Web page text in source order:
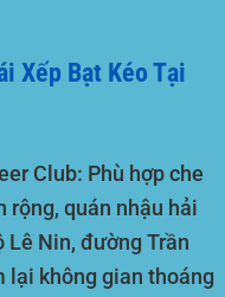
Xếp Bạt Kéo Tại
Club: Phù hợp che
rộng, quán nhậu hải
Lê Nin, đường Trần
lại không gian thoáng